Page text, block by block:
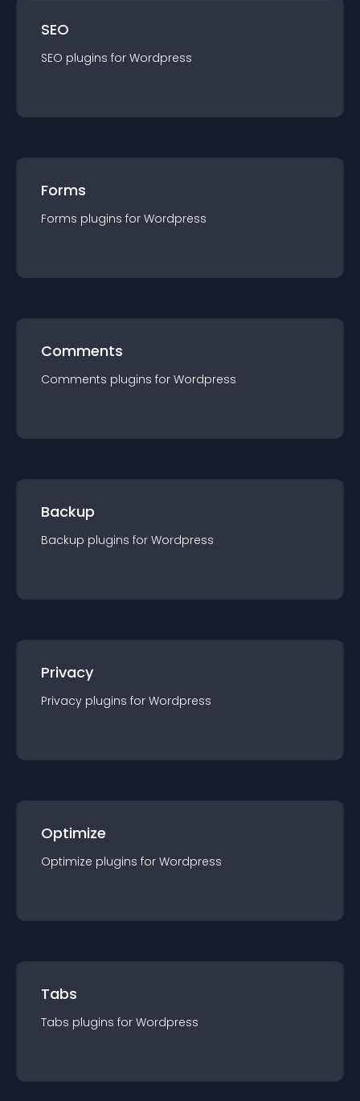
SEO
SEO plugins for Wordpress
Forms
Forms plugins for Wordpress
Comments
Comments plugins for Wordpress
Backup
Backup plugins for Wordpress
Privacy
Privacy plugins for Wordpress
Optimize
Optimize plugins for Wordpress
Tabs
Tabs plugins for Wordpress